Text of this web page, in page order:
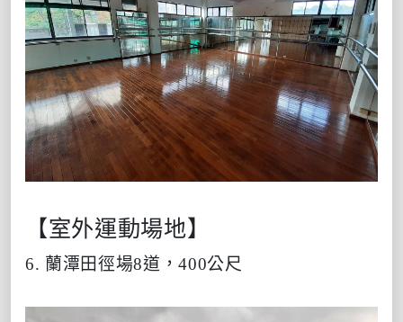
【室外運動場地】
6. 蘭潭田徑場8道，400公尺